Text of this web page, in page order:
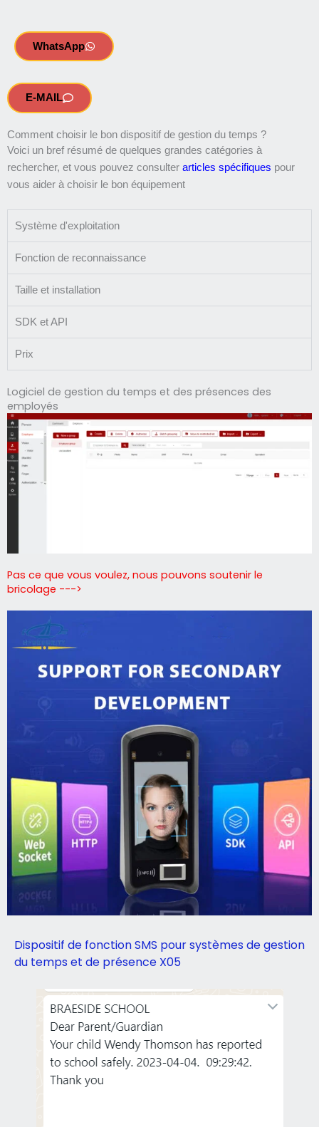
WhatsApp
E-MAIL
Comment choisir le bon dispositif de gestion du temps ?
Voici un bref résumé de quelques grandes catégories à
rechercher, et vous pouvez consulter articles spécifiques pour
vous aider à choisir le bon équipement
Système d'exploitation
Fonction de reconnaissance
Taille et installation
SDK et API
Prix
Logiciel de gestion du temps et des présences des
employés
Pas ce que vous voulez, nous pouvons soutenir le
bricolage --->
Dispositif de fonction SMS pour systèmes de gestion
du temps et de présence X05